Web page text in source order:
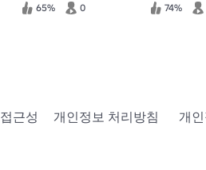
65% 0 74%
접근성 개인정보 처리방침
개